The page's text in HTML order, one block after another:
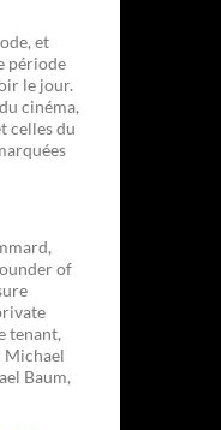
et
période
le jour.
cinéma,
celles du
of
tenant,
Michael
Baum,